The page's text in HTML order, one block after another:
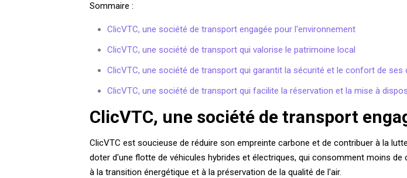
Sommaire :
ClicVTC, une société de transport engagée pour l'environnement
ClicVTC, une société de transport qui valorise le patrimoine local
ClicVTC, une société de transport qui garantit la sécurité et le confort de ses
ClicVTC, une société de transport qui facilite la réservation et la mise à
ClicVTC, une société de transport
ClicVTC est soucieuse de réduire son empreinte carbone et de contribuer à la
doter d'une flotte de véhicules hybrides et électriques, qui consomment moins
à la transition énergétique et à la préservation de la qualité de l'air.